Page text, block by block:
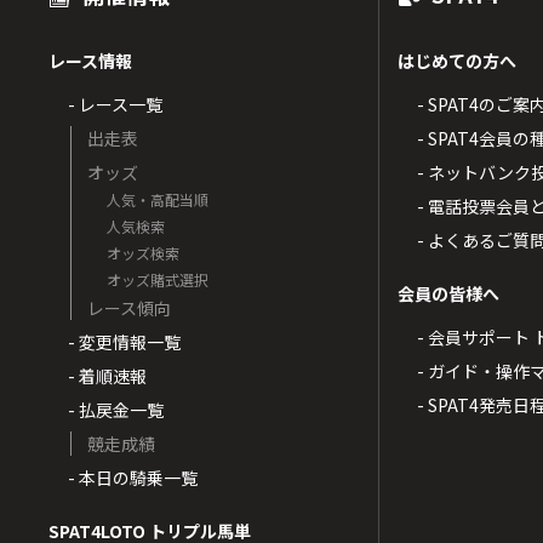
レース情報
- レース一覧
出走表
オッズ
人気・高配当順
人気検索
オッズ検索
オッズ賭式選択
レース傾向
- 変更情報一覧
- 着順速報
- 払戻金一覧
競走成績
- 本日の騎乗一覧
SPAT4LOTO トリプル馬単
はじめての方へ
- SPAT4のご案
- SPAT4会員の
- ネットバンク
- 電話投票会員
- よくあるご質
会員の皆様へ
- 会員サポート
- ガイド・操作
- SPAT4発売日